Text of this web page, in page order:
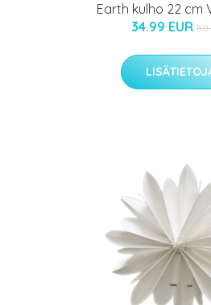
Earth kulho 22 cm
34.99 EUR 50